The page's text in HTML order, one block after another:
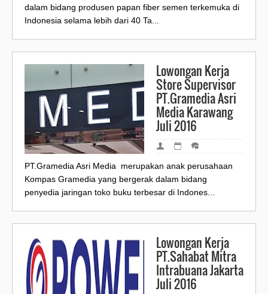
dalam bidang produsen papan fiber semen terkemuka di
Indonesia selama lebih dari 40 Ta...
Lowongan Kerja
Store Supervisor
PT.Gramedia Asri
Media Karawang
Juli 2016
PT.Gramedia Asri Media merupakan anak perusahaan
Kompas Gramedia yang bergerak dalam bidang
penyedia jaringan toko buku terbesar di Indones...
Lowongan Kerja
PT.Sahabat Mitra
Intrabuana Jakarta
Juli 2016